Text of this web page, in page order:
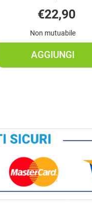
€22,90
Non mutuabile
AGGIUNGI